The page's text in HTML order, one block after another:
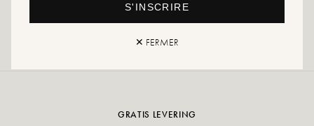
GRATIS LEVERING
S'INSCRIRE
✕ FERMER